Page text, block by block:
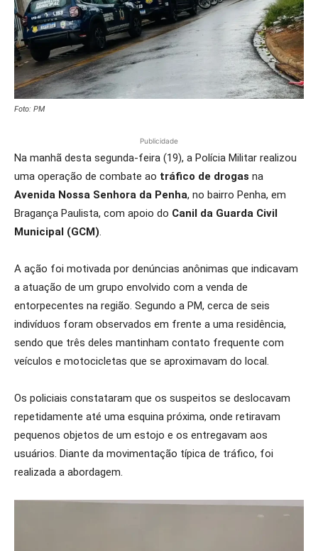
Foto: PM
Publicidade
Na manhã desta segunda-feira (19), a Polícia Militar realizou
uma operação de combate ao tráfico de drogas na
Avenida Nossa Senhora da Penha, no bairro Penha, em
Bragança Paulista, com apoio do Canil da Guarda Civil
Municipal (GCM).
A ação foi motivada por denúncias anônimas que indicavam
a atuação de um grupo envolvido com a venda de
entorpecentes na região. Segundo a PM, cerca de seis
indivíduos foram observados em frente a uma residência,
sendo que três deles mantinham contato frequente com
veículos e motocicletas que se aproximavam do local.
Os policiais constataram que os suspeitos se deslocavam
repetidamente até uma esquina próxima, onde retiravam
pequenos objetos de um estojo e os entregavam aos
usuários. Diante da movimentação típica de tráfico, foi
realizada a abordagem.